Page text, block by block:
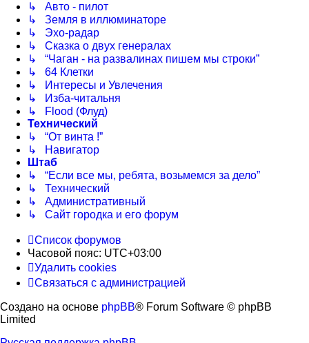
↳ Авто - пилот
↳ Земля в иллюминаторе
↳ Эхо-радар
↳ Сказка о двух генералах
↳ “Чаган - на развалинах пишем мы строки”
↳ 64 Клетки
↳ Интересы и Увлечения
↳ Изба-читальня
↳ Flood (Флуд)
Технический
↳ “От винта !”
↳ Навигатор
Штаб
↳ “Если все мы, ребята, возьмемся за дело”
↳ Технический
↳ Административный
↳ Сайт городка и его форум
Список форумов
Часовой пояс: UTC+03:00
Удалить cookies
Связаться с администрацией
Создано на основе phpBB® Forum Software © phpBB
Limited